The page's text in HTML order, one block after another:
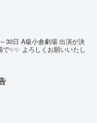
30日 A級小倉劇場 出演が決
✨✨ よろしくお願いいたし